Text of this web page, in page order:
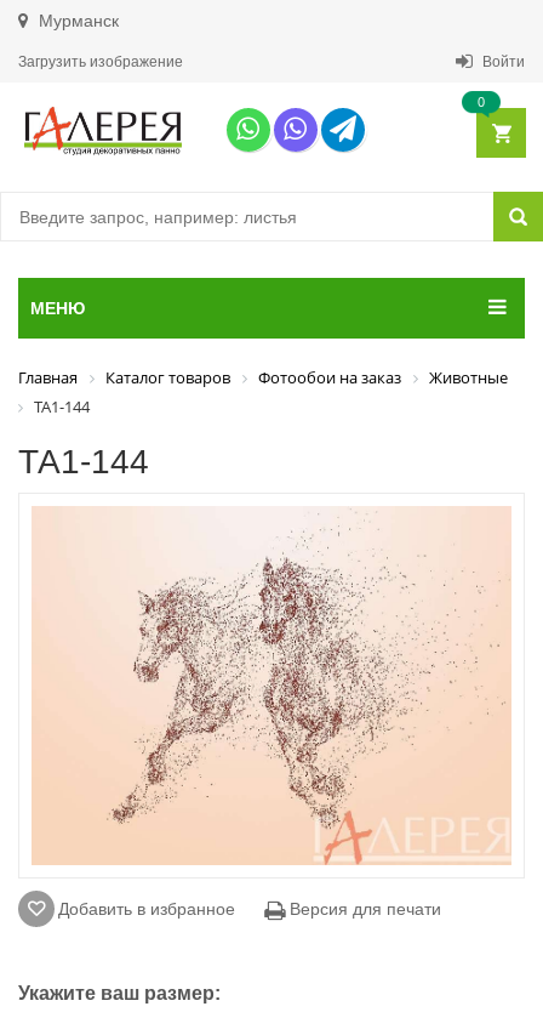
Мурманск
Загрузить изображение Войти
0
МЕНЮ
Главная Каталог товаров Фотообои на заказ
Животные
ТА1-144
ТА1-144
Добавить в избранное Версия для печати
Укажите ваш размер: